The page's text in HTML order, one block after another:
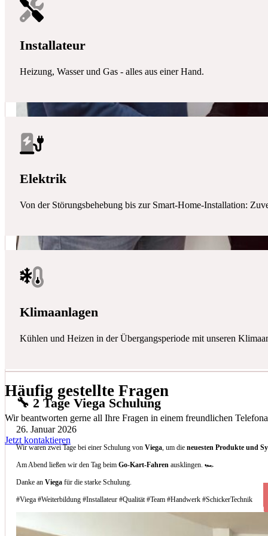
🔧 2 Tage Viega Schulung
26. Januar 2026
Wir waren zwei Tage bei einer Schulung vonViega, um dieneuesten Produkte und
Am Abend ließen wir den Tag beimGo-Kart-Fahren ausklingen. 🏎️
Danke anViega für die starke Schulung.
#Viega #Weiterbildung #Installateur #Qualität #Team #Handwerk #SchickerTechnik
Installateur
Heizung, Wasser und Gas - alles aus einer Hand.
Elektrik
Von der Störungsbehebung bis zur Smart-Home-Installation:
Klimaanlagen
Kühlen und Heizen in der Übergangsperiode mit unseren
Häufig gestellte Fragen
Wir beantworten gerne all Ihre Fragen in einem freundlichen
Jetzt kontaktieren
Welche Arten von Klimaanlagen installieren